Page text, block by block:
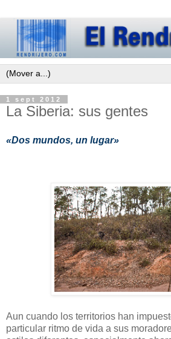
1 sept 2012
La Siberia: sus gentes
«Dos mundos, un lugar»
Aun cuando los territorios han
particular ritmo de vida a sus